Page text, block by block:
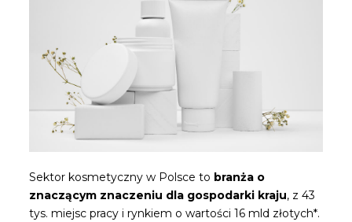
Sektor kosmetyczny w Polsce to branża o
znaczącym znaczeniu dla gospodarki kraju, z 43
tys. miejsc pracy i rynkiem o wartości 16 mld złotych*.